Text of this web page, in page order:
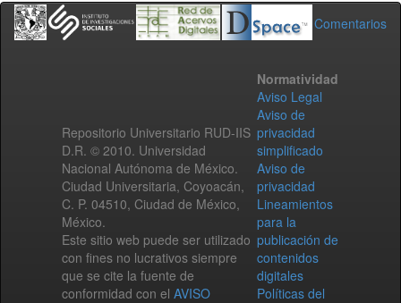
Comentarios
Repositorio Universitario RUD-IIS
D.R. © 2010. Universidad
Nacional Autónoma de México.
Ciudad Universitaria, Coyoacán,
C. P. 04510, Ciudad de México,
México.
Este sitio web puede ser utilizado
con fines no lucrativos siempre
que se cite la fuente de
conformidad con el AVISO
Normatividad
Aviso Legal
Aviso de
privacidad
simplificado
Aviso de
privacidad
Lineamientos
para la
publicación de
contenidos
digitales
Políticas del